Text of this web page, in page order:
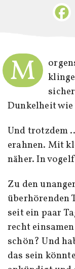
M
Dunkelheit
Und trotzdem
erahnen. Mit
näher. In
Zu den
überhörenden
seit ein paar
recht
schön? Und
das sein